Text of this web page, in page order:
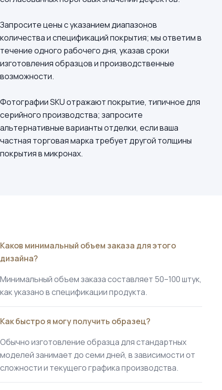
Запросите цены с указанием диапазонов
количества и спецификаций покрытия; мы ответим в
течение одного рабочего дня, указав сроки
изготовления образцов и производственные
возможности.
Фотографии SKU отражают покрытие, типичное для
серийного производства; запросите
альтернативные варианты отделки, если ваша
частная торговая марка требует другой толщины
покрытия в микронах.
Каков минимальный объем заказа для этого
дизайна?
Минимальный объем заказа составляет 50–100 штук,
как указано в спецификации продукта.
Как быстро я могу получить образец?
Обычно изготовление образца для стандартных
моделей занимает до семи дней, в зависимости от
сложности и текущего графика производства.